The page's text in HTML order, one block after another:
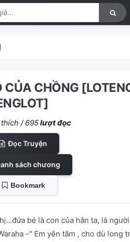
CỦA CHỒNG
/ 695lượt đọc
Đọc Truyện
sách chương
Bookmark
bé là con của hắn ta, là
-" Em yên tâm , cho dù long